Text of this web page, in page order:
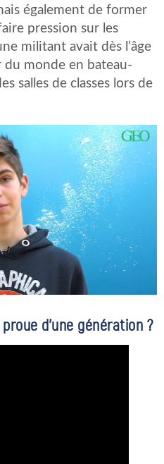
également de former
pression sur les
militant avait dès l’âge
du monde en bateau-
salles de classes lors de
d’une génération ?